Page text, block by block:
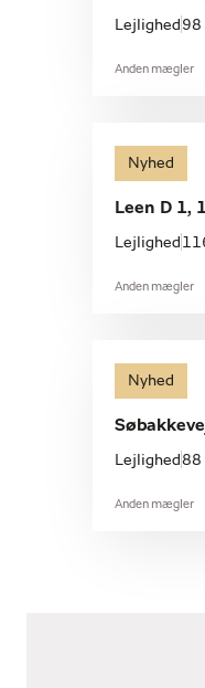
Lejlighed 98
Anden mægler
Nyhed
Leen D 1,
Lejlighed
Anden mægler
Nyhed
Lejlighed 88
Anden mægler